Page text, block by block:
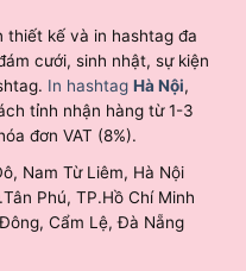
thiết kế và in hashtag đa
cưới, sinh nhật, sự kiện
In hashtag Hà Nội,
tỉnh nhận hàng từ 1-3
đơn VAT (8%).
Nam Từ Liêm, Hà Nội
Phú, TP.Hồ Chí Minh
Cẩm Lệ, Đà Nẵng